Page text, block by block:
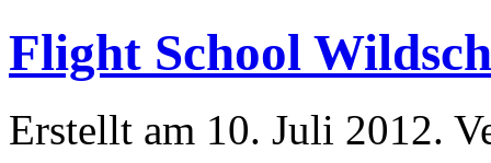
Flight School
Erstellt am 10. Juli 2012.